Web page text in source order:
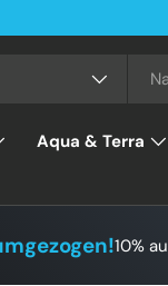
Aqua & Terra
10%